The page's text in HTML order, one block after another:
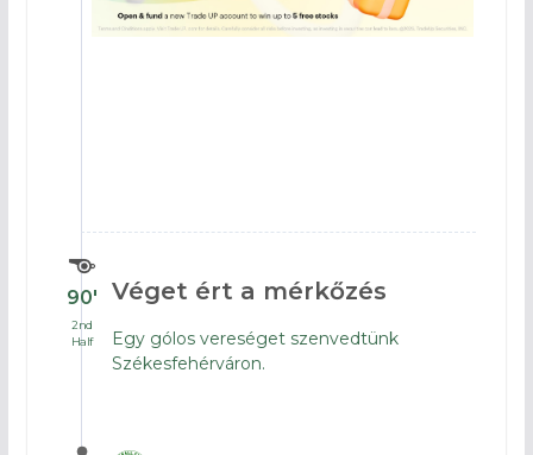
90′
2nd
Half
Véget ért a mérkőzés
Egy gólos vereséget szenvedtünk
Székesfehérváron.